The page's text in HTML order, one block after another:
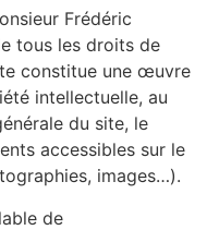
Frédéric
tous les droits de
constitue une œuvre
intellectuelle, au
du site, le
accessibles sur le
images…).
de